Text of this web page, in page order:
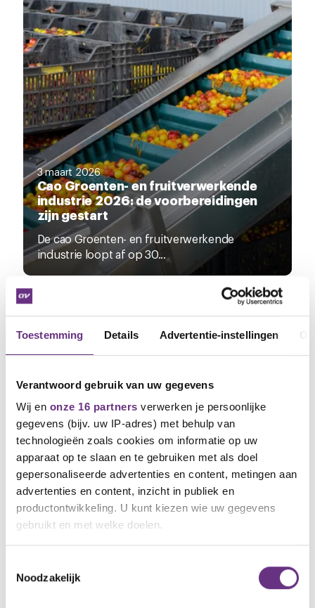
Toestemming Details Advertentie-instellingen
Verantwoord gebruik van uw gegevens
Wij en onze 16 partners verwerken je persoonlijke
gegevens (bijv. uw IP-adres) met behulp van
technologieën zoals cookies om informatie op uw
apparaat op te slaan en te gebruiken met als doel
gepersonaliseerde advertenties en content, metingen aan
advertenties en content, inzicht in publiek en
productontwikkeling. U kunt kiezen wie uw gegevens
gebruikt en met welke doelen.
Informatie verzamelen over uw geografische
Noodzakelijk
3 maart 2026
Cao Groenten- en fruitverwerkende
industrie 2026: de voorbereidingen
zijn gestart
De cao Groenten- en fruitverwerkende
industrie loopt af op 30...
4 december 2025
Uitnodiging CNV bijeenkomst 16
december over omkleedtijd en
werktijd
In 2022 en 2023 heeft de rechter uitspraak
gedaan in de...